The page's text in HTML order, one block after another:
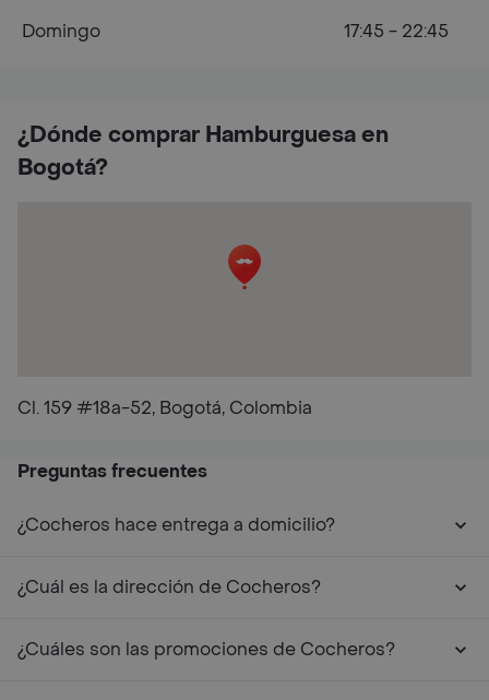
¿Dónde comprar Hamburguesa en
Bogotá?
Cl. 159 #18a-52, Bogotá, Colombia
Domingo
17:45 - 22:45
Preguntas frecuentes
¿Cocheros hace entrega a domicilio?
¿Cuál es la dirección de Cocheros?
¿Cuáles son las promociones de Cocheros?